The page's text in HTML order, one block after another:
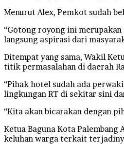
Menurut Alex, Pemkot sudah
“Gotong royong ini
langsung aspirasi dari
Ditempat yang sama, Wakil
titik permasalahan di daerah
“Pihak hotel sudah ada
lingkungan RT di sekitar sini
“Kita akan bicarakan dengan
Ketua Baguna Kota Palembang
keluhan warga terkait